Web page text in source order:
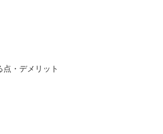
・デメリット